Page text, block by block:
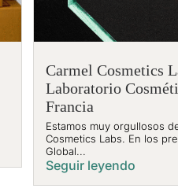
Carmel Cosmetics
Laboratorio
Francia
Estamos muy orgullosos
Cosmetics Labs. En los
Global...
Seguir leyendo